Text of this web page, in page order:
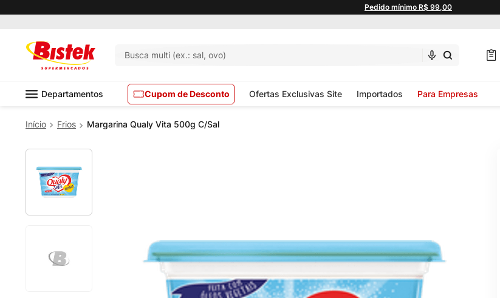
Pedido mínimo R$ 99,00
Busca multi (ex.: sal, ovo)
Departamentos Cupom de Desconto Ofertas Exclusivas Site Importados Para Empresas
Frios Margarina Qualy Vita 500g C/Sal